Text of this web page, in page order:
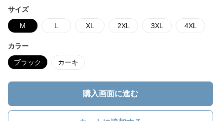
サイズ
M L XL 2XL 3XL 4XL
カラー
ブラック カーキ
購入画面に進む